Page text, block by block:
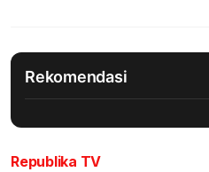
Rekomendasi
Republika TV